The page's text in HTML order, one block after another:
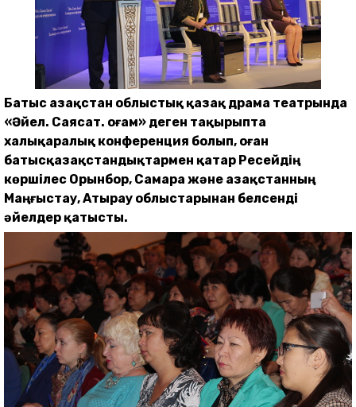
Батыс Қазақстан облыстық қазақ драма театрында
«Әйел. Саясат. Қоғам» деген тақырыпта
халықаралық конференция болып, оған
батысқазақстандықтармен қатар Ресейдің
көршілес Орынбор, Самара және Қазақстанның
Маңғыстау, Атырау облыстарынан белсенді
әйелдер қатысты.